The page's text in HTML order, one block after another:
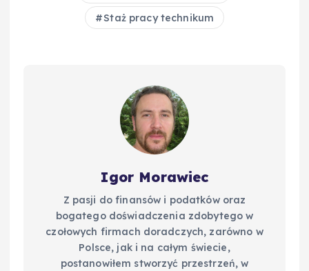
Staż pracy technikum
Igor Morawiec
Z pasji do finansów i podatków oraz
bogatego doświadczenia zdobytego w
czołowych firmach doradczych, zarówno w
Polsce, jak i na całym świecie,
postanowiłem stworzyć przestrzeń, w